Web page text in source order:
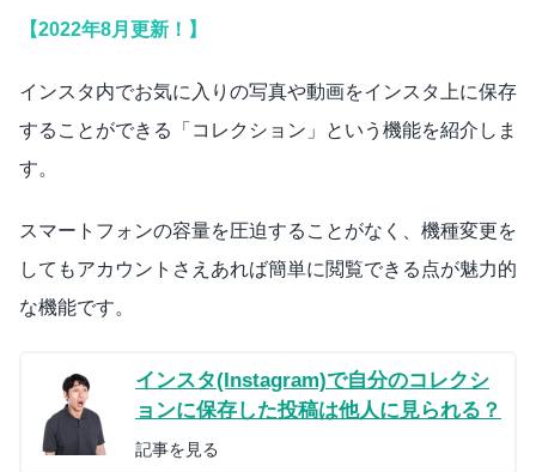
【2022年8月更新！】
インスタ内でお気に入りの写真や動画をインスタ上に保存
することができる「コレクション」という機能を紹介しま
す。
スマートフォンの容量を圧迫することがなく、機種変更を
してもアカウントさえあれば簡単に閲覧できる点が魅力的
な機能です。
インスタ(Instagram)で自分のコレクシ
ョンに保存した投稿は他人に見られる？
記事を見る